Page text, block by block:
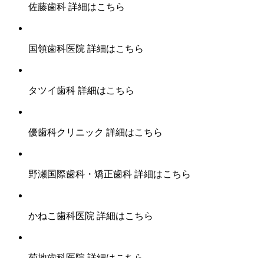
佐藤歯科 詳細はこちら
国領歯科医院 詳細はこちら
タツイ歯科 詳細はこちら
優歯科クリニック 詳細はこちら
野瀬国際歯科・矯正歯科 詳細はこちら
かねこ歯科医院 詳細はこちら